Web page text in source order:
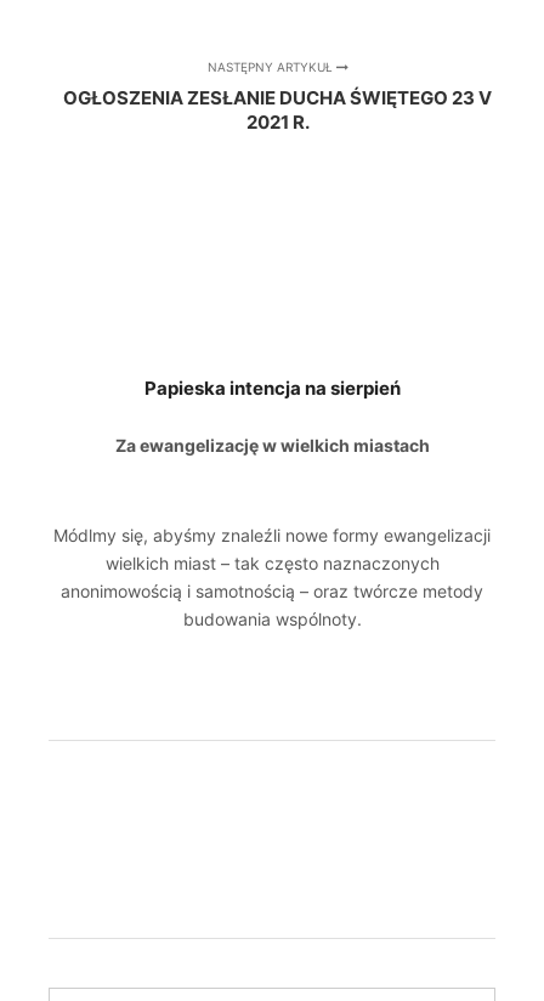
NASTĘPNY ARTYKUŁ
OGŁOSZENIA ZESŁANIE DUCHA ŚWIĘTEGO 23 V
2021 R.
Papieska intencja na sierpień
Za ewangelizację w wielkich miastach
Módlmy się, abyśmy znaleźli nowe formy ewangelizacji
wielkich miast – tak często naznaczonych
anonimowością i samotnością – oraz twórcze metody
budowania wspólnoty.